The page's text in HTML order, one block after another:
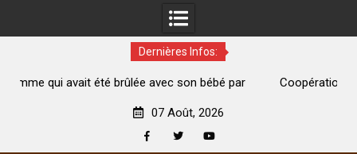
Dernières Infos:
avec son bébé par
Coopération: Le ministre Indien Kirti
07 Août, 2026